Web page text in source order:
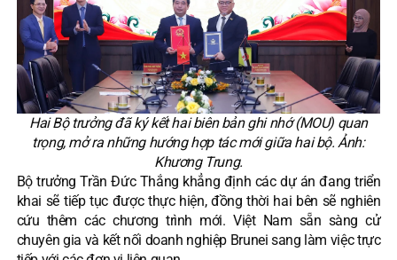
Hai Bộ trưởng đã ký kết hai biên bản ghi nhớ (MOU) quan
trọng, mở ra những hướng hợp tác mới giữa hai bộ. Ảnh:
Khương Trung.
Bộ trưởng Trần Đức Thắng khẳng định các dự án đang triển
khai sẽ tiếp tục được thực hiện, đồng thời hai bên sẽ nghiên
cứu thêm các chương trình mới. Việt Nam sẵn sàng cử
chuyên gia và kết nối doanh nghiệp Brunei sang làm việc trực